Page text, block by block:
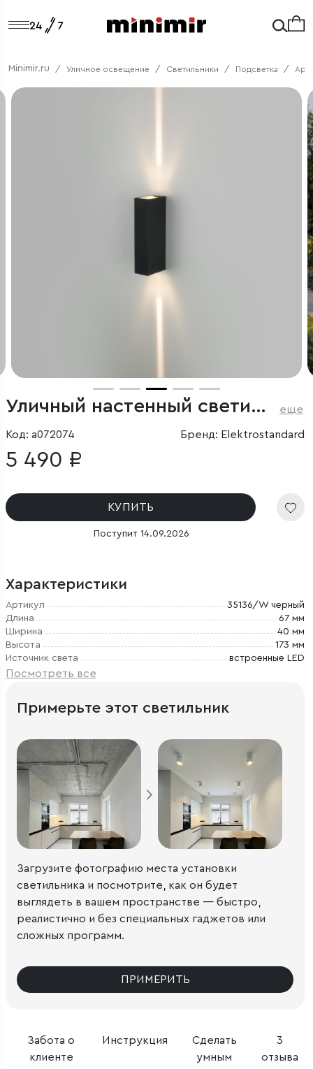
Minimir.ru Уличное освещение Светильники Подсветка
Уличный настенный светильник Blaze LED 3000K черный IP65 еще
Код: a072074 Бренд: Elektrostandard
5 490 ₽
КУПИТЬ
Поступит 14.09.2026
Характеристики
Артикул
35136/W черный
Длина
67 мм
Ширина
40 мм
Высота
173 мм
Источник света
встроенные LED
Посмотреть все
Забота о
клиенте
Инструкция
Сделать
умным
3
отзыва
Примерьте этот светильник
Загрузите фотографию места установки
светильника и посмотрите, как он будет
выглядеть в вашем пространстве — быстро,
реалистично и без специальных гаджетов или
сложных программ.
ПРИМЕРИТЬ